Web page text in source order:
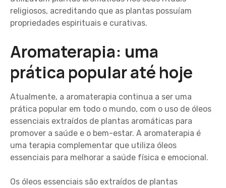
religiosos, acreditando que as plantas possuíam
propriedades espirituais e curativas.
Aromaterapia: uma
prática popular até hoje
Atualmente, a aromaterapia continua a ser uma
prática popular em todo o mundo, com o uso de óleos
essenciais extraídos de plantas aromáticas para
promover a saúde e o bem-estar. A aromaterapia é
uma terapia complementar que utiliza óleos
essenciais para melhorar a saúde física e emocional.
Os óleos essenciais são extraídos de plantas